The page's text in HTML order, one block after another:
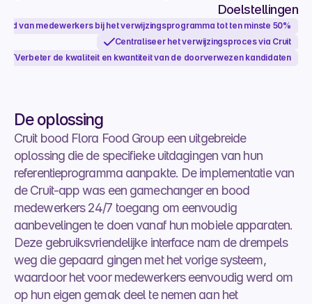
Doelstellingen
van medewerkers bij het verwijzingsprogramma tot ten minste 50%
Centraliseer het verwijzingsproces via Cruit
Verbeter de kwaliteit en kwantiteit van de doorverwezen kandidaten
De oplossing
Cruit bood Flora Food Group een uitgebreide
oplossing die de specifieke uitdagingen van hun
referentieprogramma aanpakte. De implementatie van
de Cruit-app was een gamechanger en bood
medewerkers 24/7 toegang om eenvoudig
aanbevelingen te doen vanaf hun mobiele apparaten.
Deze gebruiksvriendelijke interface nam de drempels
weg die gepaard gingen met het vorige systeem,
waardoor het voor medewerkers eenvoudig werd om
op hun eigen gemak deel te nemen aan het